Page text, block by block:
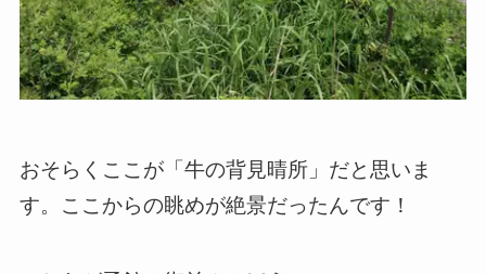
おそらくここが「牛の背見晴所」だと思いま
す。ここからの眺めが絶景だったんです！